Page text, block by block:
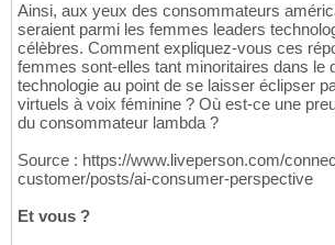
Ainsi, aux yeux des consommateurs
seraient parmi les femmes leaders
célèbres. Comment expliquez-vous ces
femmes sont-elles tant minoritaires dans le
technologie au point de se laisser éclipser
virtuels à voix féminine ? Où est-ce une
du consommateur lambda ?
Source : https://www.liveperson.com/
customer/posts/ai-consumer-perspective
Et vous ?